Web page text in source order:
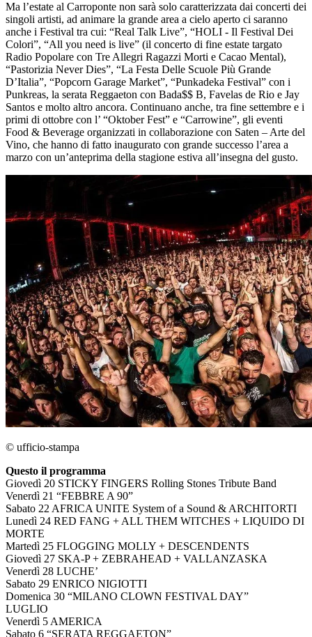
Ma l’estate al Carroponte non sarà solo caratterizzata dai concerti dei
singoli artisti, ad animare la grande area a cielo aperto ci saranno
anche i Festival tra cui: “Real Talk Live”, “HOLI - Il Festival Dei
Colori”, “All you need is live” (il concerto di fine estate targato
Radio Popolare con Tre Allegri Ragazzi Morti e Cacao Mental),
“Pastorizia Never Dies”, “La Festa Delle Scuole Più Grande
D’Italia”, “Popcorn Garage Market”, “Punkadeka Festival” con i
Punkreas, la serata Reggaeton con Bada$$ B, Favelas de Rio e Jay
Santos e molto altro ancora. Continuano anche, tra fine settembre e i
primi di ottobre con l’ “Oktober Fest” e “Carrowine”, gli eventi
Food & Beverage organizzati in collaborazione con Saten – Arte del
Vino, che hanno di fatto inaugurato con grande successo l’area a
marzo con un’anteprima della stagione estiva all’insegna del gusto.
© ufficio-stampa
Questo il programma
Giovedì 20 STICKY FINGERS Rolling Stones Tribute Band
Venerdì 21 “FEBBRE A 90”
Sabato 22 AFRICA UNITE System of a Sound & ARCHITORTI
Lunedì 24 RED FANG + ALL THEM WITCHES + LIQUIDO DI
MORTE
Martedì 25 FLOGGING MOLLY + DESCENDENTS
Giovedì 27 SKA-P + ZEBRAHEAD + VALLANZASKA
Venerdì 28 LUCHE’
Sabato 29 ENRICO NIGIOTTI
Domenica 30 “MILANO CLOWN FESTIVAL DAY”
LUGLIO
Venerdì 5 AMERICA
Sabato 6 “SERATA REGGAETON”